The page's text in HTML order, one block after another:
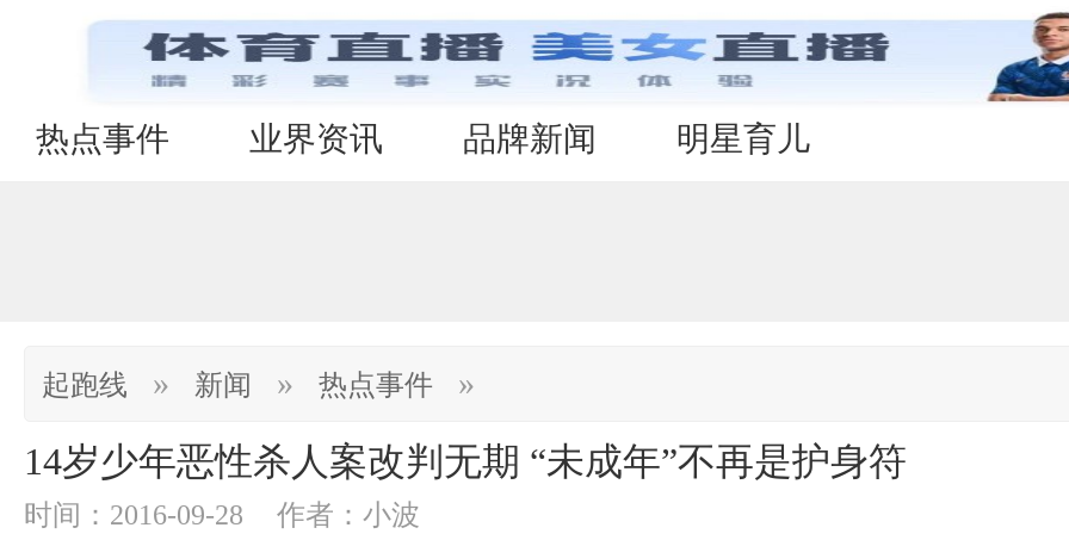
热点事件 业界资讯 品牌新闻 明星育儿
起跑线 » 新闻 » 热点事件 »
14岁少年恶性杀人案改判无期 “未成年”不再是护身符
时间：2016-09-28 作者：小波